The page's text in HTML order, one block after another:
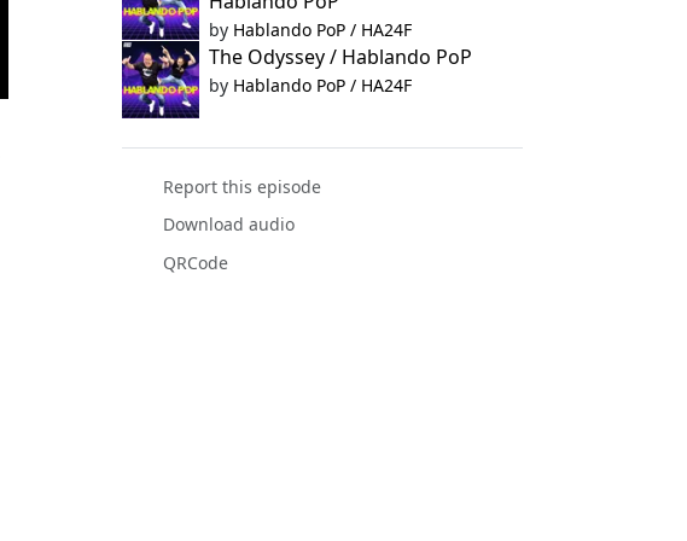
by Hablando PoP / HA24F
The Odyssey / Hablando PoP
by Hablando PoP / HA24F
Report this episode
Download audio
QRCode